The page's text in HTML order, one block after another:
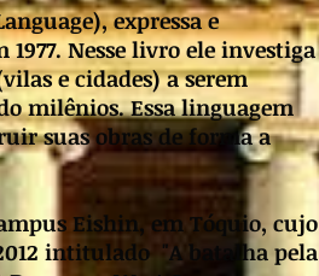
expressa e
Nesse livro ele investiga
e cidades) a serem
milênios. Essa linguagem
suas obras de forma a
Eishin, em Tóquio, cujo
intitulado "A batalha pela